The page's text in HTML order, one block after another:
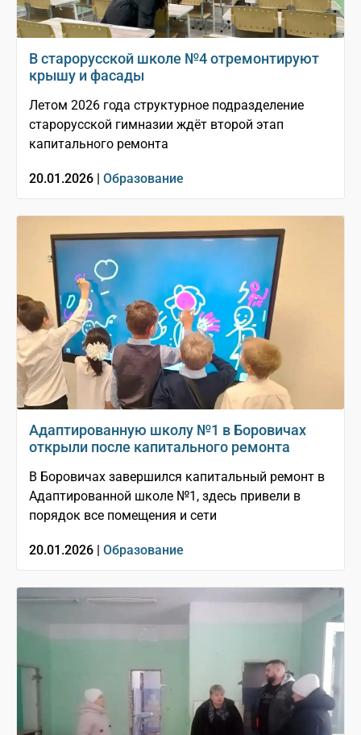
В старорусской школе №4 отремонтируют
крышу и фасады
Летом 2026 года структурное подразделение
старорусской гимназии ждёт второй этап
капитального ремонта
20.01.2026 | Образование
Адаптированную школу №1 в Боровичах
открыли после капитального ремонта
В Боровичах завершился капитальный ремонт в
Адаптированной школе №1, здесь привели в
порядок все помещения и сети
20.01.2026 | Образование